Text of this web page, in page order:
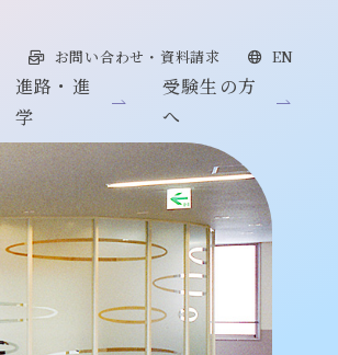
お問い合わせ・資料請求 EN
進路・進
学
受験生の方
へ